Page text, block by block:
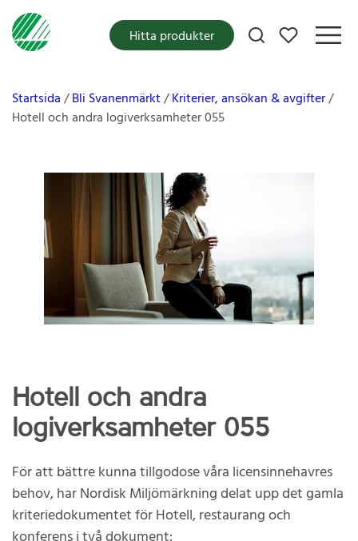
Mina favoriter
Hitta produkter
Startsida Bli Svanenmärkt Kriterier, ansökan & avgifter
Hotell och andra logiverksamheter 055
Hotell och andra
logiverksamheter 055
För att bättre kunna tillgodose våra licensinnehavres
behov, har Nordisk Miljömärkning delat upp det gamla
kriteriedokumentet för Hotell, restaurang och